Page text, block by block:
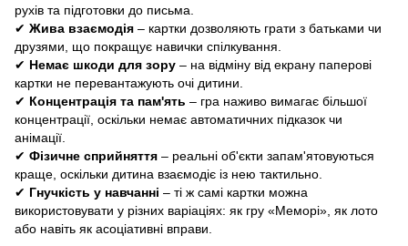
рухів та підготовки до письма.
✔ Жива взаємодія – картки дозволяють грати з батьками чи
друзями, що покращує навички спілкування.
✔ Немає шкоди для зору – на відміну від екрану паперові
картки не перевантажують очі дитини.
✔ Концентрація та пам'ять – гра наживо вимагає більшої
концентрації, оскільки немає автоматичних підказок чи
анімації.
✔ Фізичне сприйняття – реальні об'єкти запам'ятовуються
краще, оскільки дитина взаємодіє із нею тактильно.
✔ Гнучкість у навчанні – ті ж самі картки можна
використовувати у різних варіаціях: як гру «Меморі», як лото
або навіть як асоціативні вправи.